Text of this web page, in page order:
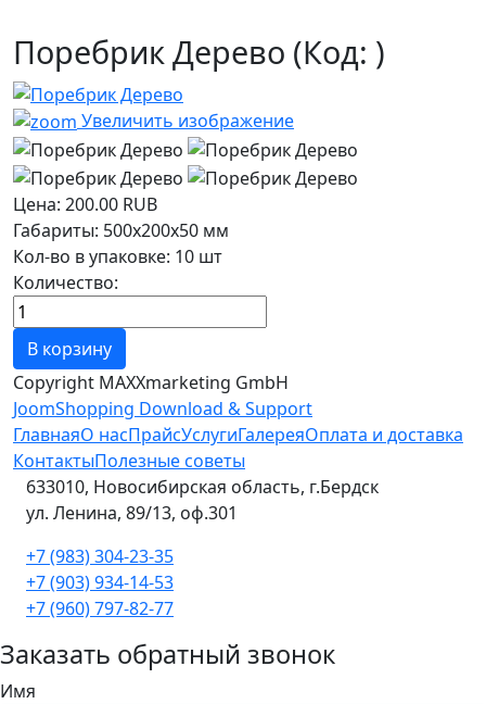
Поребрик Дерево (Код: )
Увеличить изображение
Цена: 200.00 RUB
Габариты: 500х200х50 мм
Кол-во в упаковке: 10 шт
Количество:
Copyright MAXXmarketing GmbH
JoomShopping Download & Support
ГлавнаяО насПрайсУслугиГалереяОплата и доставка
КонтактыПолезные советы
633010, Новосибирская область, г.Бердск
ул. Ленина, 89/13, оф.301
+7 (983) 304-23-35
+7 (903) 934-14-53
+7 (960) 797-82-77
Заказать обратный звонок
Имя